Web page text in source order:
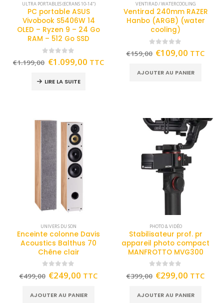
ULTRA PORTABLES (ECRANS 10-14")
PC portable ASUS
Vivobook S5406W 14
OLED – Ryzen 9 – 24 Go
RAM – 512 Go SSD
out of 5
€1.199,00 €1.099,00 TTC
LIRE LA SUITE
VENTIRAD / WATERCOOLING
Ventirad 240mm RAZER
Hanbo (ARGB) (water
cooling)
out of 5
€159,00 €109,00 TTC
AJOUTER AU PANIER
UNIVERS DU SON
Enceinte colonne Davis
Acoustics Balthus 70
Chêne clair
out of 5
€499,00 €249,00 TTC
AJOUTER AU PANIER
PHOTO & VIDÉO
Stabilisateur prof. pr
appareil photo compact
MANFROTTO MVG300
out of 5
€399,00 €299,00 TTC
AJOUTER AU PANIER